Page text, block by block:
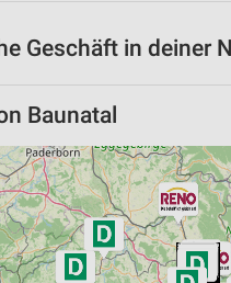
Geschäft in deiner
Baunatal